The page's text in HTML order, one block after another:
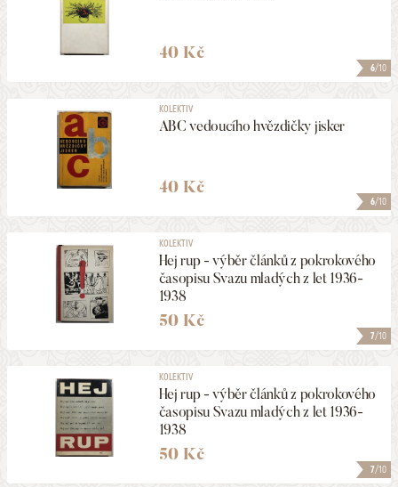
6/10
40 Kč
6/10
KOLEKTIV
ABC vedoucího hvězdičky jisker
40 Kč
7/10
KOLEKTIV
Hej rup - výběr článků z pokrokového
časopisu Svazu mladých z let 1936-
1938
50 Kč
7/10
KOLEKTIV
Hej rup - výběr článků z pokrokového
časopisu Svazu mladých z let 1936-
1938
50 Kč